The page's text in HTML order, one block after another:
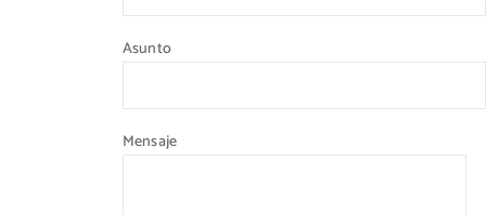
Asunto
Mensaje